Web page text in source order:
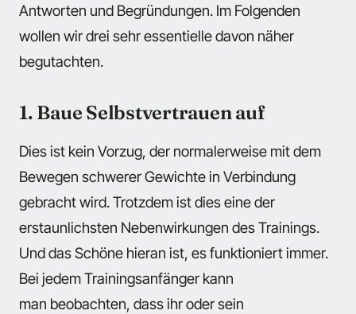
Antworten und Begründungen. Im Folgenden
wollen wir drei sehr essentielle davon näher
begutachten.
1. Baue Selbstvertrauen auf
Dies ist kein Vorzug, der normalerweise mit dem
Bewegen schwerer Gewichte in Verbindung
gebracht wird. Trotzdem ist dies eine der
erstaunlichsten Nebenwirkungen des Trainings.
Und das Schöne hieran ist, es funktioniert immer.
Bei jedem Trainingsanfänger kann
man beobachten, dass ihr oder sein